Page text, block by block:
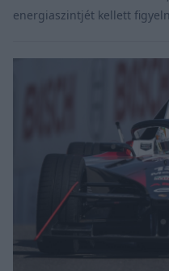
energiaszintjét kellett